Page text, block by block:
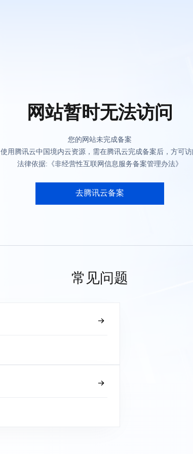
网站暂时无法访问
您的网站未完成备案
使用腾讯云中国境内云资源，需在腾讯云完成备案后，方可
法律依据:《非经营性互联网信息服务备案管理办法》
去腾讯云备案
常见问题